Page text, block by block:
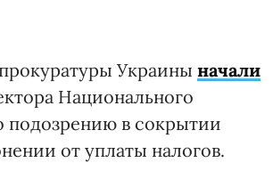
Украины начали
Национального
подозрению в сокрытии
от уплаты налогов.